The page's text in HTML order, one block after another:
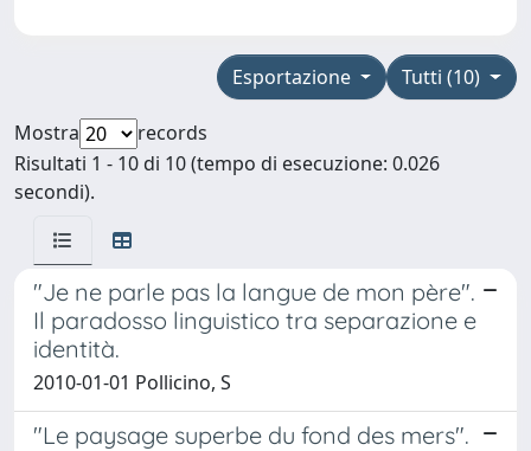
Tutti (10)
Esportazione
Mostra
records
Risultati 1 - 10 di 10 (tempo di esecuzione: 0.026
secondi).
"Je ne parle pas la langue de mon père".
Il paradosso linguistico tra separazione e
identità.
2010-01-01 Pollicino, S
"Le paysage superbe du fond des mers".